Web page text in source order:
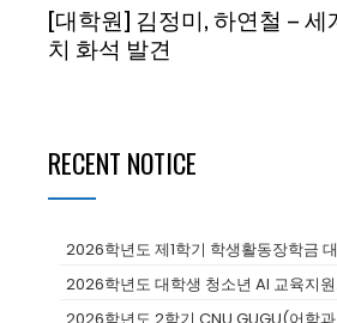
[대학원] 김정미, 하연철 – 세
치 화석 발견
RECENT NOTICE